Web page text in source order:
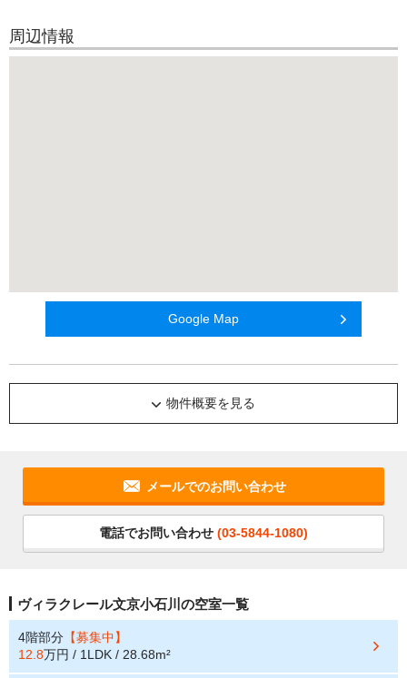
周辺情報
Google Map
物件概要を見る
メールでのお問い合わせ
電話でお問い合わせ (03-5844-1080)
ヴィラクレール文京小石川の空室一覧
4階部分 【募集中】
12.8万円 / 1LDK / 28.68m²